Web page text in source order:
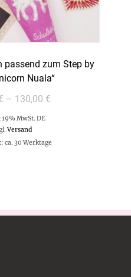
passend zum Step by
Nuala“
– 130,00 €
MwSt. DE
Versand
ca. 30 Werktage